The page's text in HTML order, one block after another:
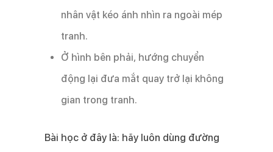
nhân vật kéo ánh nhìn ra ngoài mép
tranh.
Ở hình bên phải, hướng chuyển
động lại đưa mắt quay trở lại không
gian trong tranh.
Bài học ở đây là: hãy luôn dùng đường